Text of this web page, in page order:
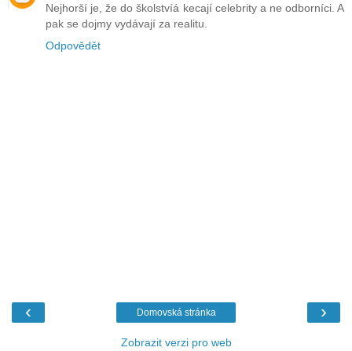
Nejhorší je, že do školstvíá kecají celebrity a ne odborníci. A
pak se dojmy vydávají za realitu.
Odpovědět
‹ ›
Domovská stránka
Zobrazit verzi pro web